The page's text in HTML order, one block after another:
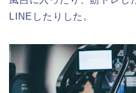
LINEしたりした。